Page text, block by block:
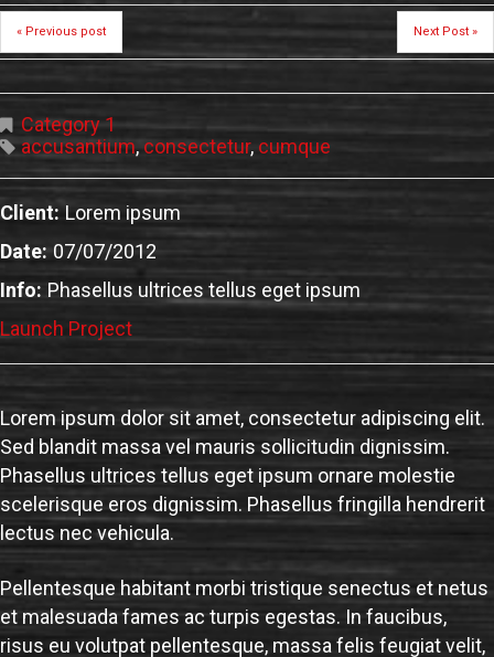
« Previous post Next Post »
Category 1
accusantium,consectetur, cumque
Client: Lorem ipsum
Date: 07/07/2012
Info: Phasellus ultrices tellus eget ipsum
Launch Project
Lorem ipsum dolor sit amet, consectetur adipiscing elit.
Sed blandit massa vel mauris sollicitudin dignissim.
Phasellus ultrices tellus eget ipsum ornare molestie
scelerisque eros dignissim. Phasellus fringilla hendrerit
lectus nec vehicula.
Pellentesque habitant morbi tristique senectus et netus
et malesuada fames ac turpis egestas. In faucibus,
risus eu volutpat pellentesque, massa felis feugiat velit,